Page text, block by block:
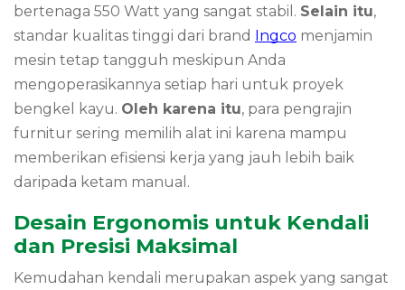
bertenaga 550 Watt yang sangat stabil. Selain itu,
standar kualitas tinggi dari brand Ingco menjamin
mesin tetap tangguh meskipun Anda
mengoperasikannya setiap hari untuk proyek
bengkel kayu. Oleh karena itu, para pengrajin
furnitur sering memilih alat ini karena mampu
memberikan efisiensi kerja yang jauh lebih baik
daripada ketam manual.
Desain Ergonomis untuk Kendali
dan Presisi Maksimal
Kemudahan kendali merupakan aspek yang sangat